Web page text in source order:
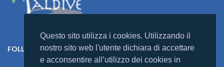
Questo sito utilizza i cookies. Utilizzando il
nostro sito web l'utente dichiara di accettare
e acconsentire all’utilizzo dei cookies in
FOLLOW US ON: